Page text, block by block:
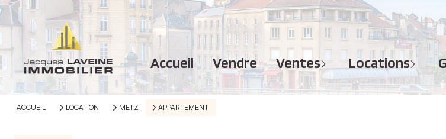
accueil vendre ventes
MAISONS
APPARTEMENTS
TERRAINS
IMMEUBLES
GARAGES - PARKINGS
locations
APPARTEMENTS
TERRAINS
IMMEUBLES
GARAGES - PARKINGS
ACCUEIL LOCATION METZ APPARTEMENT